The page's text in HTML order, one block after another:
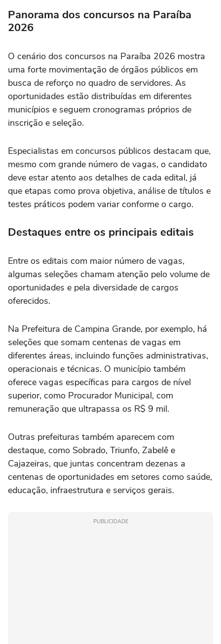
Panorama dos concursos na Paraíba
2026
O cenário dos concursos na Paraíba 2026 mostra
uma forte movimentação de órgãos públicos em
busca de reforço no quadro de servidores. As
oportunidades estão distribuídas em diferentes
municípios e seguem cronogramas próprios de
inscrição e seleção.
Especialistas em concursos públicos destacam que,
mesmo com grande número de vagas, o candidato
deve estar atento aos detalhes de cada edital, já
que etapas como prova objetiva, análise de títulos e
testes práticos podem variar conforme o cargo.
Destaques entre os principais editais
Entre os editais com maior número de vagas,
algumas seleções chamam atenção pelo volume de
oportunidades e pela diversidade de cargos
oferecidos.
Na Prefeitura de Campina Grande, por exemplo, há
seleções que somam centenas de vagas em
diferentes áreas, incluindo funções administrativas,
operacionais e técnicas. O município também
oferece vagas específicas para cargos de nível
superior, como Procurador Municipal, com
remuneração que ultrapassa os R$ 9 mil.
Outras prefeituras também aparecem com
destaque, como Sobrado, Triunfo, Zabelê e
Cajazeiras, que juntas concentram dezenas a
centenas de oportunidades em setores como saúde,
educação, infraestrutura e serviços gerais.
PUBLICIDADE